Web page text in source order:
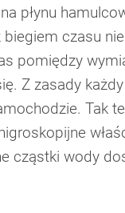
płynu
czasu
pomiędzy
Z zasady
Tak
cząstki wody